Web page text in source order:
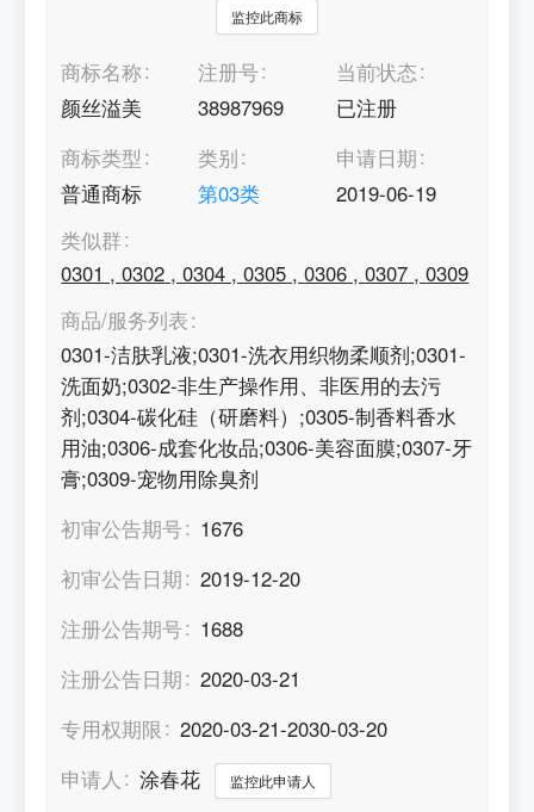
监控此商标
商标名称
颜丝溢美
注册号
38987969
当前状态
已注册
商标类型
普通商标
类别
第03类
申请日期
2019-06-19
类似群
0301 ,0302 ,0304 ,0305 ,0306 ,0307 ,0309
商品/服务列表
0301-洁肤乳液;0301-洗衣用织物柔顺剂;0301-
洗面奶;0302-非生产操作用、非医用的去污
剂;0304-碳化硅（研磨料）;0305-制香料香水
用油;0306-成套化妆品;0306-美容面膜;0307-牙
膏;0309-宠物用除臭剂
初审公告期号
1676
初审公告日期
2019-12-20
注册公告期号
1688
注册公告日期
2020-03-21
专用权期限
2020-03-21-2030-03-20
申请人
涂春花 监控此申请人